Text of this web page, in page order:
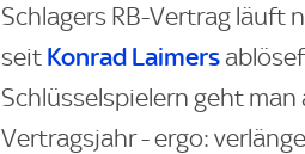
Schlagers RB-Vertrag läuft
seit Konrad Laimers
Schlüsselspielern geht
Vertragsjahr - ergo: